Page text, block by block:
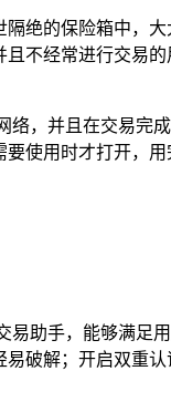
绝的保险箱中，
不经常进行交易
，并且在交易完成
使用时才打开，
助手，能够满足
破解；开启双重